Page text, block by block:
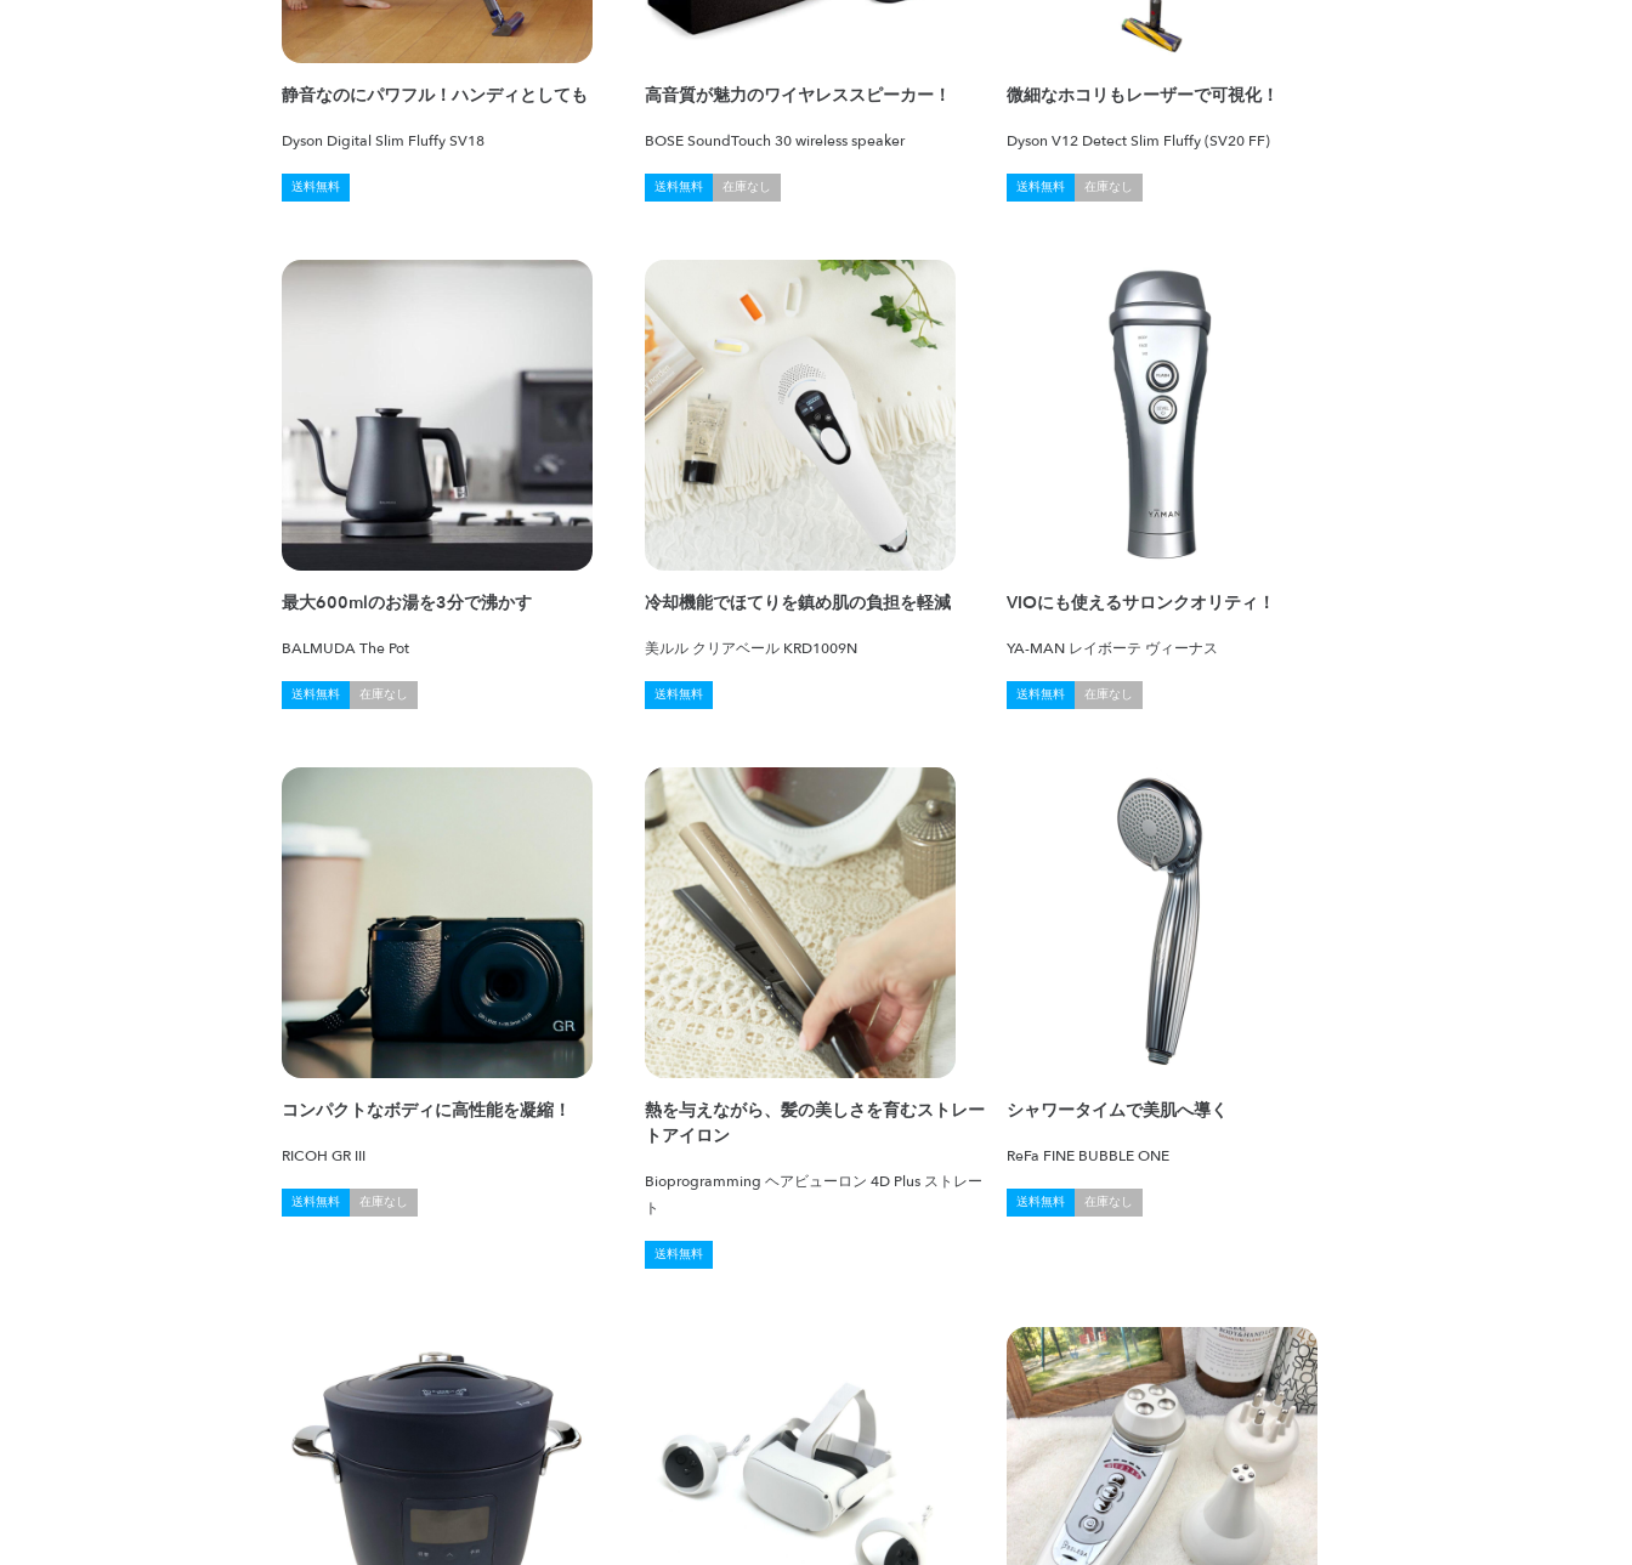
静音なのにパワフル！ハンディとしても
Dyson Digital Slim Fluffy SV18
送料無料
高音質が魅力のワイヤレススピーカー！
BOSE SoundTouch 30 wireless speaker
送料無料 在庫なし
微細なホコリもレーザーで可視化！
Dyson V12 Detect Slim Fluffy (SV20 FF)
送料無料 在庫なし
最大600mlのお湯を3分で沸かす
BALMUDA The Pot
送料無料 在庫なし
冷却機能でほてりを鎮め肌の負担を軽減
美ルル クリアベール KRD1009N
送料無料
VIOにも使えるサロンクオリティ！
YA-MAN レイボーテ ヴィーナス
送料無料 在庫なし
コンパクトなボディに高性能を凝縮！
RICOH GR III
送料無料 在庫なし
熱を与えながら、髪の美しさを育むストレー
トアイロン
Bioprogramming ヘアビューロン 4D Plus ストレー
ト
送料無料
シャワータイムで美肌へ導く
ReFa FINE BUBBLE ONE
送料無料 在庫なし